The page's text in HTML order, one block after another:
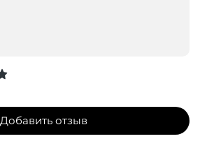
Добавить отзыв